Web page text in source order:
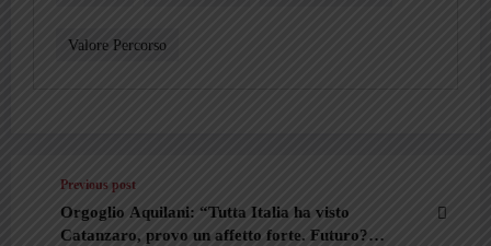
Valore Percorso
Previous post
Orgoglio Aquilani: “Tutta Italia ha visto
Catanzaro, provo un affetto forte. Futuro?